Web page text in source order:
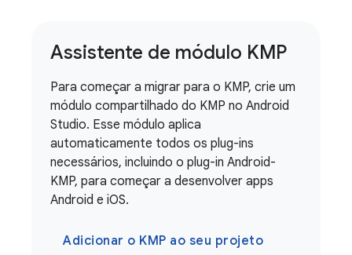
Assistente de módulo KMP
Para começar a migrar para o KMP, crie um
módulo compartilhado do KMP no Android
Studio. Esse módulo aplica
automaticamente todos os plug-ins
necessários, incluindo o plug-in Android-
KMP, para começar a desenvolver apps
Android e iOS.
Adicionar o KMP ao seu projeto